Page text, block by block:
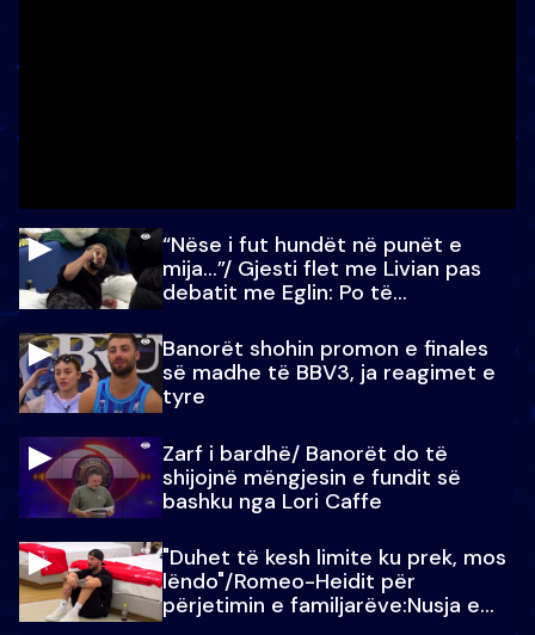
“Nëse i fut hundët në punët e
mija…”/ Gjesti flet me Livian pas
debatit me Eglin: Po të
Banorët shohin promon e finales
së madhe të BBV3, ja reagimet e
tyre
Zarf i bardhë/ Banorët do të
shijojnë mëngjesin e fundit së
bashku nga Lori Caffe
"Duhet të kesh limite ku prek, mos
lëndo"/Romeo-Heidit për
përjetimin e familjarëve:Nusja e